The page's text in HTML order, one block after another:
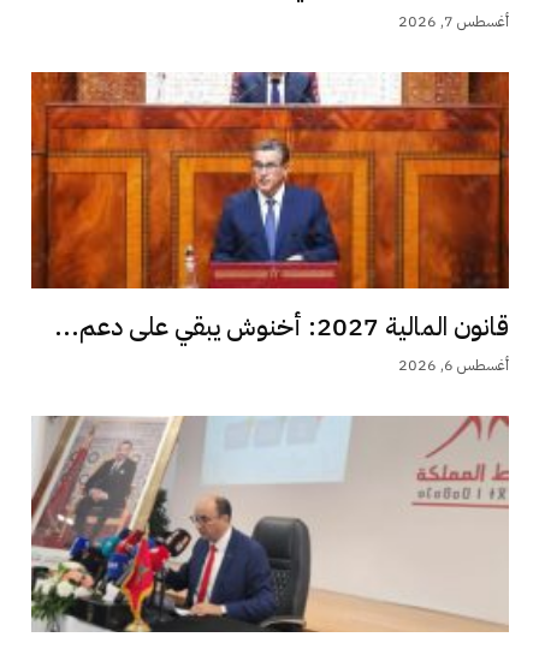
أغسطس 7, 2026
قانون المالية 2027: أخنوش يبقي على دعم...
أغسطس 6, 2026